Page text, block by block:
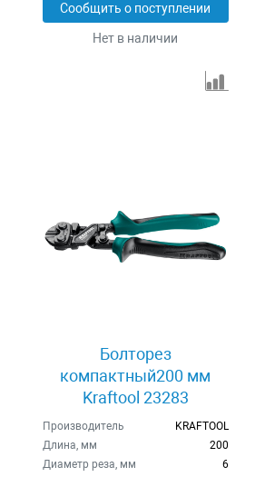
Сообщить о поступлении
Нет в наличии
Болторез
компактный200 мм
Kraftool 23283
Производитель
KRAFTOOL
Длина, мм
200
Диаметр реза, мм
6